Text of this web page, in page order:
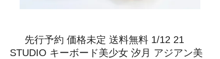
先行予約 価格未定 送料無料 1/12 21
STUDIO キーボード美少女 汐月 アジアン美